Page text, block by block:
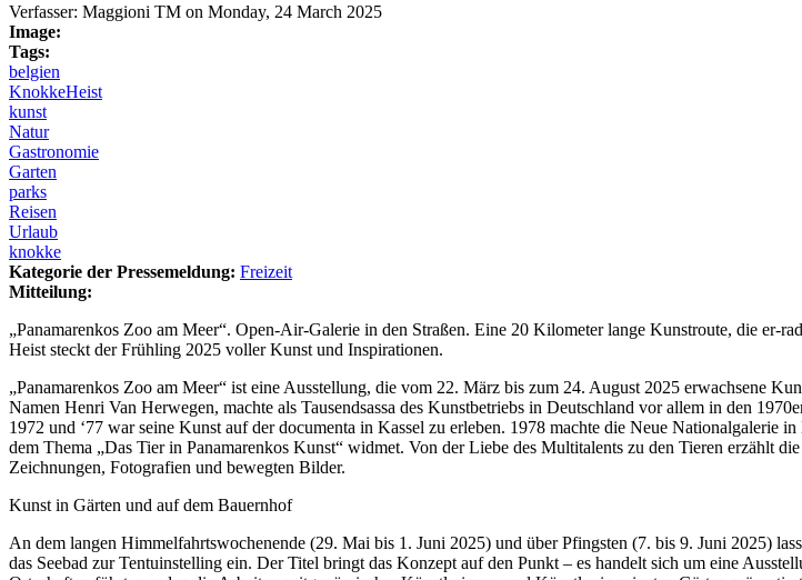
Verfasser: Maggioni TM on Monday, 24 March 2025
Image:
Tags:
belgien
KnokkeHeist
kunst
Natur
Gastronomie
Garten
parks
Reisen
Urlaub
knokke
Kategorie der Pressemeldung: Freizeit
Mitteilung:
„Panamarenkos Zoo am Meer“. Open-Air-Galerie in den Straßen. Eine 20 Kilometer lange Kunstroute, die er-
Heist steckt der Frühling 2025 voller Kunst und Inspirationen.
„Panamarenkos Zoo am Meer“ ist eine Ausstellung, die vom 22. März bis zum 24. August 2025 erwachsene
Namen Henri Van Herwegen, machte als Tausendsassa des Kunstbetriebs in Deutschland vor allem in den
1972 und ‘77 war seine Kunst auf der documenta in Kassel zu erleben. 1978 machte die Neue
dem Thema „Das Tier in Panamarenkos Kunst“ widmet. Von der Liebe des Multitalents zu den Tieren erzählt
Zeichnungen, Fotografien und bewegten Bilder.
Kunst in Gärten und auf dem Bauernhof
An dem langen Himmelfahrtswochenende (29. Mai bis 1. Juni 2025) und über Pfingsten (7. bis 9. Juni 2025)
das Seebad zur Tentuinstelling ein. Der Titel bringt das Konzept auf den Punkt – es handelt sich um eine